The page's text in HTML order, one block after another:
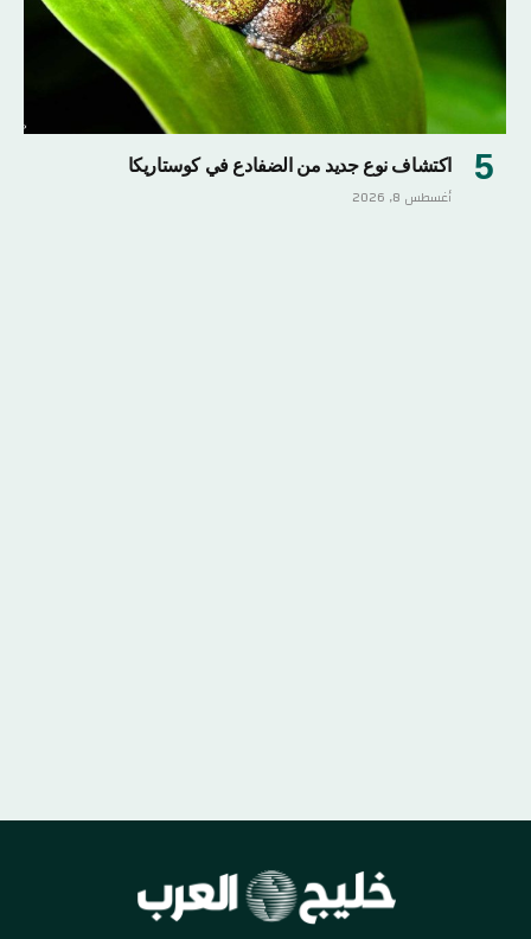
اكتشاف نوع جديد من الضفادع في كوستاريكا
أغسطس 8, 2026